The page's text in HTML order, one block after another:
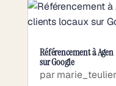
Référencement à
sur Google
par